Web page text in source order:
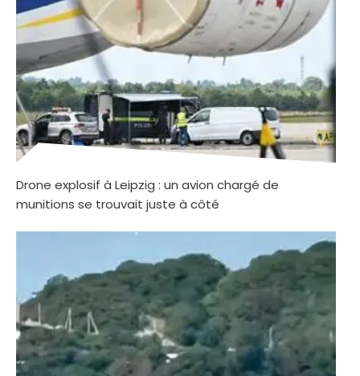
Drone explosif à Leipzig : un avion chargé de
munitions se trouvait juste à côté